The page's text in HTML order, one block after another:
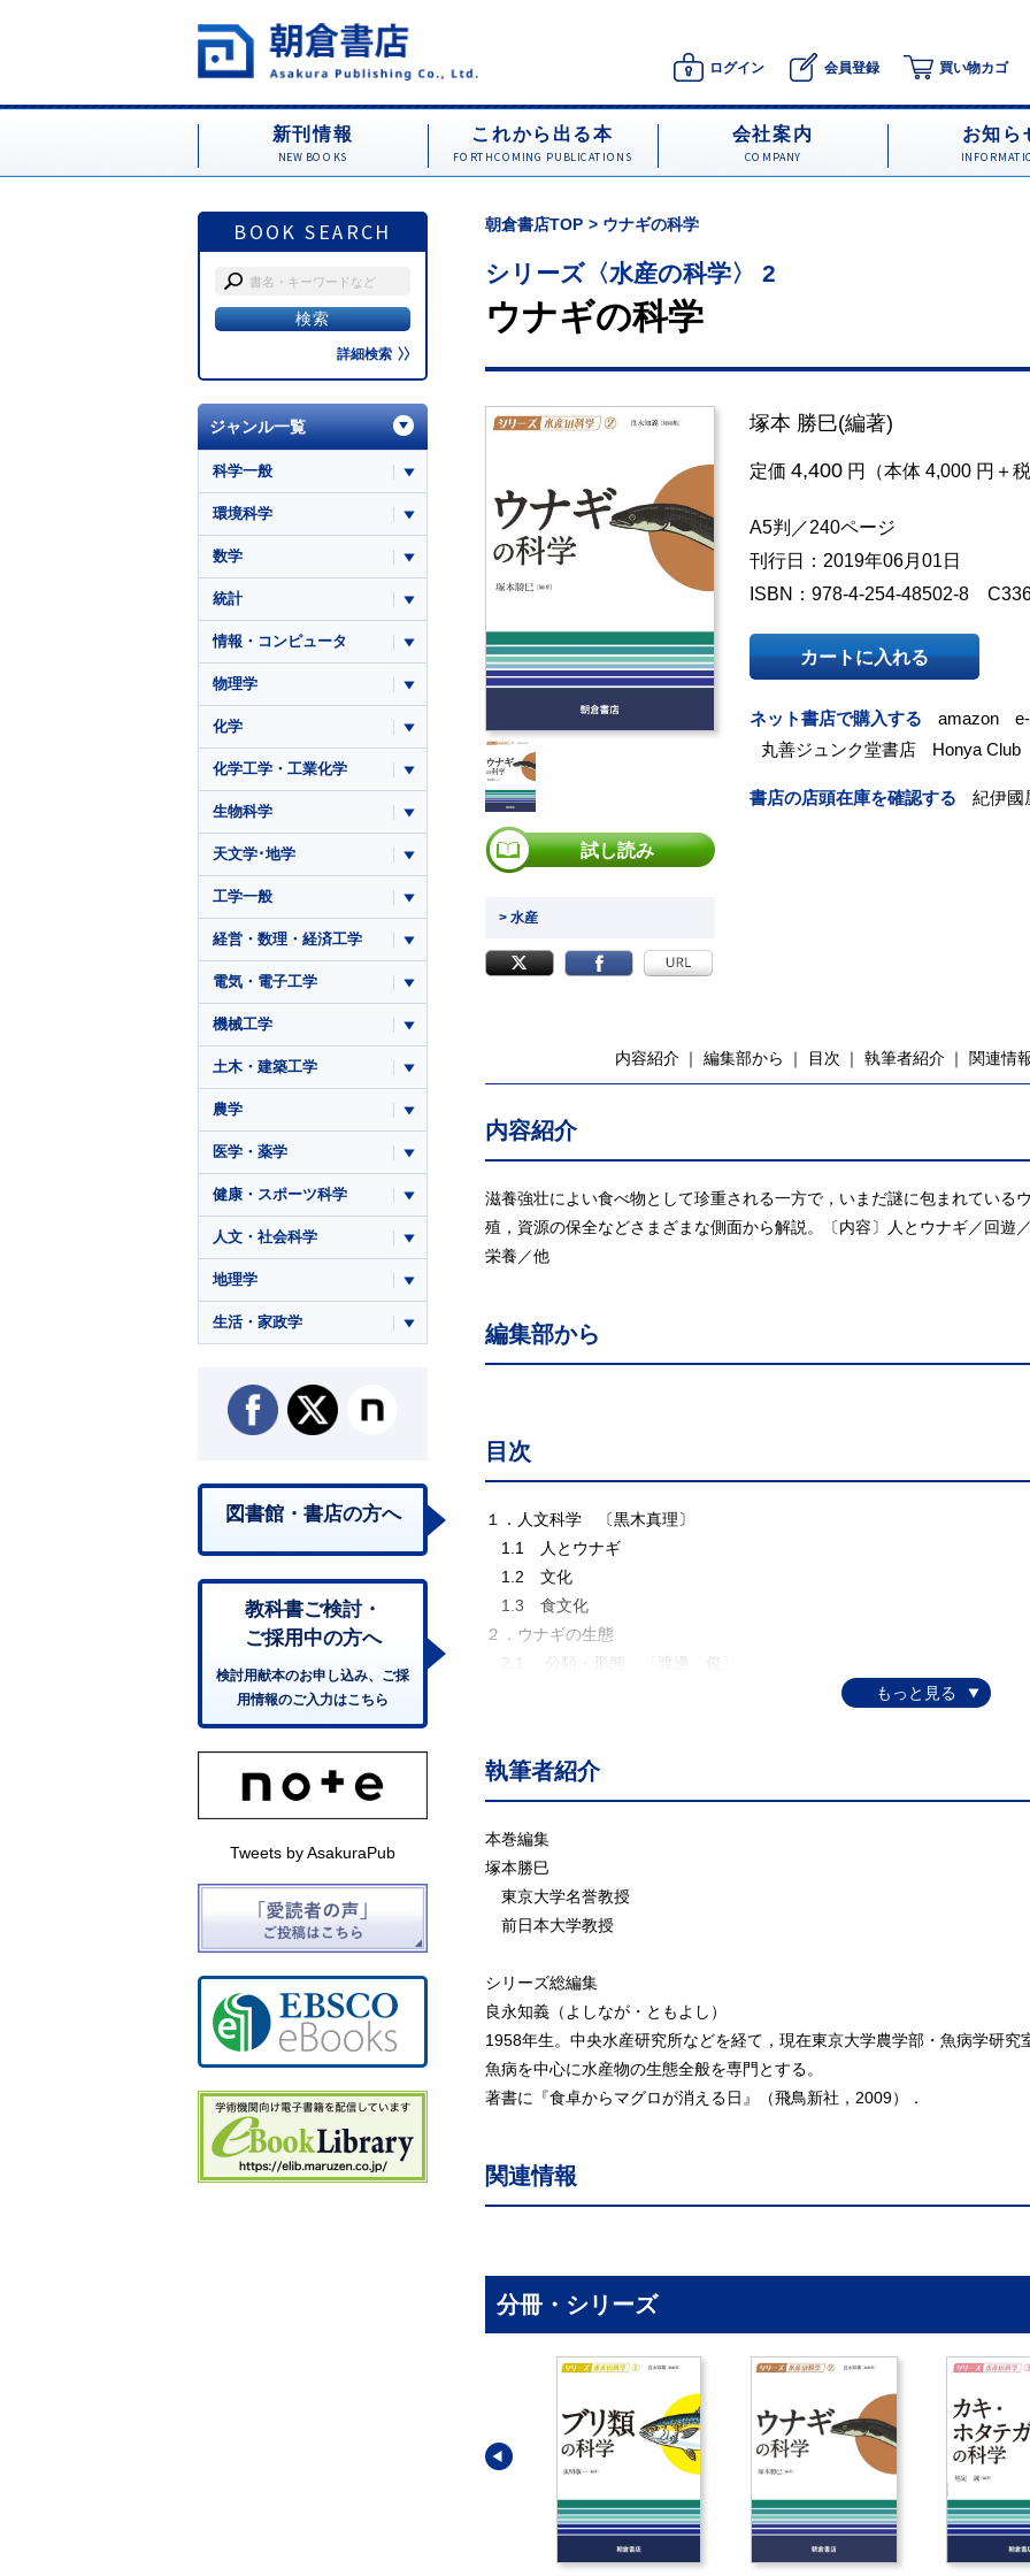
ログイン 会員登録 買い物カゴ
新刊情報
NEW BOOKS
これから出る本
FORTHCOMING PUBLICATIONS
会社案内
COMPANY
お知ら
BOOK SEARCH
詳細検索
朝倉書店TOP ウナギの科学
シリーズ〈水産の科学〉 2
ウナギの科学
試し読み
> 水産
塚本 勝巳(編著)
定価 4,400 円（本体 4,000 円＋
A5判／240ページ
刊行日：2019年06月01日
ISBN：978-4-254-48502-8
カートに入れる
ネット書店で購入する amazon
丸善ジュンク堂書店
Honya Club
書店の店頭在庫を確認する 紀伊國
内容紹介 編集部から 目次 執筆者紹介 関連情
内容紹介
滋養強壮によい食べ物として珍重される一方で，いまだ謎に包まれている
殖，資源の保全などさまざまな側面から解説。〔内容〕人とウナギ／回遊
栄養／他
編集部から
目次
１．人文科学 〔黒木真理〕
1.1 人とウナギ
1.2 文化
1.3 食文化
２．ウナギの生態
2.1 分類・形態 〔渡邊 俊〕
2.5 食性 〔板倉 光〕
2.6成長 〔横内一樹〕
2.7 行動 〔板倉 光〕
2.8 回遊 〔渡邊 俊〕
2.9 産卵 〔塚本勝巳〕
３．ウナギの生理
3.2骨格 〔都木靖彰〕
3.3筋肉 〔木下滋晴〕
3.4皮膚・粘液 〔筒井繁行〕
3.5感覚 〔山本直之・萩尾華子〕
3.6消化・吸収 〔渡邊壮一〕
3.9浸透圧調節 〔金子豊二〕
3.10 発生 〔香川浩彦〕
3.13 銀化変態 〔萩原聖士〕
４．ウナギの漁業と資源
4.2 資源管理 〔山川 卓〕
4.3 国際取引と国際規制 〔白石広美〕
4.4 シラスウナギの資源変動 〔山本敏博〕
4.5 輸送メカニズム 〔木村伸吾〕
4.6 接岸生態 〔篠田 章〕
4.7 外来種 〔吉永龍起〕
執筆者紹介
本巻編集
塚本勝巳
東京大学名誉教授
前日本大学教授
シリーズ総編集
良永知義（よしなが・ともよし）
1958年生。中央水産研究所などを経て，現在東京大学農学部・魚病学研究
魚病を中心に水産物の生態全般を専門とする。
著書に『食卓からマグロが消える日』（飛鳥新社，2009）．
関連情報
分冊・シリーズ
ジャンル一覧
科学一般
環境科学
数学
統計
情報・コンピュータ
物理学
化学
化学工学・工業化学
生物科学
天文学･地学
工学一般
経営・数理・経済工学
電気・電子工学
機械工学
土木・建築工学
農学
医学・薬学
健康・スポーツ科学
人文・社会科学
地理学
生活・家政学
図書館・書店の方へ
教科書ご検討・
ご採用中の方へ
検討用献本のお申し込み、ご採
用情報のご入力はこちら
Tweets by AsakuraPub